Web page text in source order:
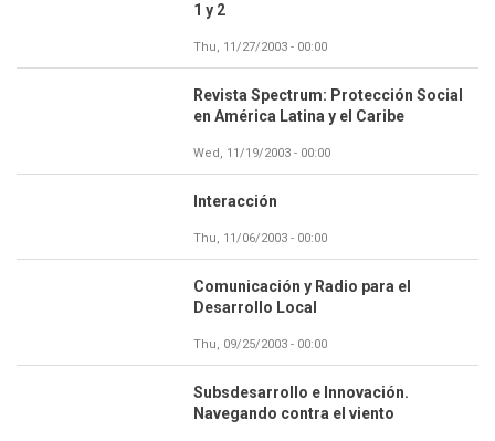
1 y 2
Thu, 11/27/2003 - 00:00
Revista Spectrum: Protección Social
en América Latina y el Caribe
Wed, 11/19/2003 - 00:00
Interacción
Thu, 11/06/2003 - 00:00
Comunicación y Radio para el
Desarrollo Local
Thu, 09/25/2003 - 00:00
Subsdesarrollo e Innovación.
Navegando contra el viento